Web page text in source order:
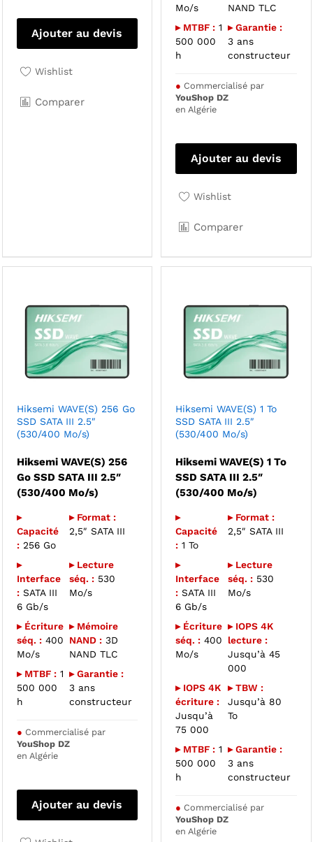
Ajouter au devis
Wishlist
Comparer
Mo/s
NAND TLC
▸ MTBF : 1
500 000
h
▸ Garantie :
3 ans
constructeur
● Commercialisé par
YouShop DZ
en Algérie
Ajouter au devis
Wishlist
Comparer
Hiksemi WAVE(S) 256 Go
SSD SATA III 2.5″
(530/400 Mo/s)
Hiksemi WAVE(S) 256
Go SSD SATA III 2.5″
(530/400 Mo/s)
▸
Capacité
:256 Go
▸ Format :
2,5″ SATA III
▸
Interface
:SATA III
6 Gb/s
▸ Lecture
séq. :530
Mo/s
▸ Écriture
séq. :400
Mo/s
▸ Mémoire
NAND :3D
NAND TLC
▸ MTBF :1
500 000
h
▸ Garantie :
3 ans
constructeur
● Commercialisé par
YouShop DZ
en Algérie
Ajouter au devis
Hiksemi WAVE(S) 1 To
SSD SATA III 2.5″
(530/400 Mo/s)
Hiksemi WAVE(S) 1 To
SSD SATA III 2.5″
(530/400 Mo/s)
▸
Capacité
: 1 To
▸ Format :
2,5″ SATA III
▸
Interface
: SATA III
6 Gb/s
▸ Lecture
séq. : 530
Mo/s
▸ Écriture
séq. : 400
Mo/s
▸ IOPS 4K
lecture :
Jusqu’à 45
000
▸ IOPS 4K
écriture :
Jusqu’à
75 000
▸ TBW :
Jusqu’à 80
To
▸ MTBF : 1
500 000
h
▸ Garantie :
3 ans
constructeur
● Commercialisé par
YouShop DZ
en Algérie